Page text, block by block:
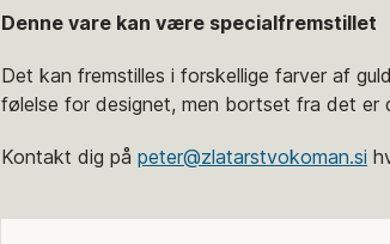
Denne vare kan være specialfremstillet
Det kan fremstilles i forskellige farver af
følelse for designet, men bortset fra det er
Kontakt dig på peter@zlatarstvokoman.si